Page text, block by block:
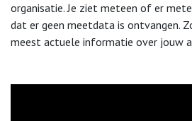
organisatie. Je ziet meteen of er
dat er geen meetdata is ontvangen.
meest actuele informatie over jouw